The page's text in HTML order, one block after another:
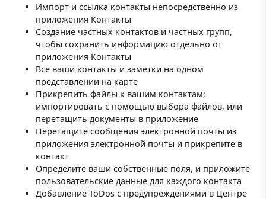
Импорт и ссылка контакты непосредственно из
приложения Контакты
Создание частных контактов и частных групп,
чтобы сохранить информацию отдельно от
приложения Контакты
Все ваши контакты и заметки на одном
представлении на карте
Прикрепить файлы к вашим контактам;
импортировать с помощью выбора файлов, или
перетащить документы в приложение
Перетащите сообщения электронной почты из
приложения электронной почты и прикрепите в
контакт
Определите ваши собственные поля, и приложите
пользовательские данные для каждого контакта
Добавление ToDos с предупреждениями в Центре